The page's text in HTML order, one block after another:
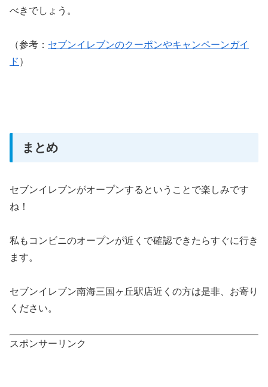
べきでしょう。
（参考： セブンイレブンのクーポンやキャンペーンガイ
ド ）
まとめ
セブンイレブンがオープンするということで楽しみです
ね！
私もコンビニのオープンが近くで確認できたらすぐに行き
ます。
セブンイレブン南海三国ヶ丘駅店近くの方は是非、お寄り
ください。
スポンサーリンク